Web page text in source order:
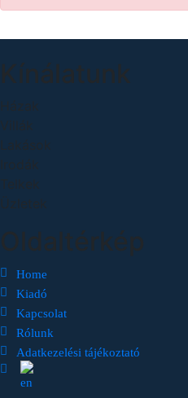
Home
Kiadó
Kapcsolat
Rólunk
Adatkezelési tájékoztató